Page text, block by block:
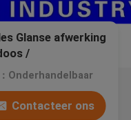
Glanse afwerking
/
Onderhandelbaar
Contacteer ons